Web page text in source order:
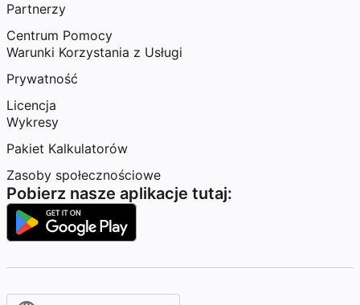
Partnerzy
Centrum Pomocy
Warunki Korzystania z Usługi
Prywatność
Licencja
Wykresy
Pakiet Kalkulatorów
Zasoby społecznościowe
Pobierz nasze aplikacje tutaj: